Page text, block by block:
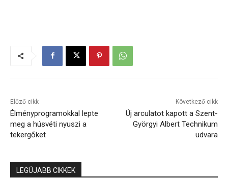
Előző cikk
Élményprogramokkal lepte
meg a húsvéti nyuszi a
tekergőket
Következő cikk
Új arculatot kapott a Szent-
Györgyi Albert Technikum
udvara
LEGÚJABB CIKKEK